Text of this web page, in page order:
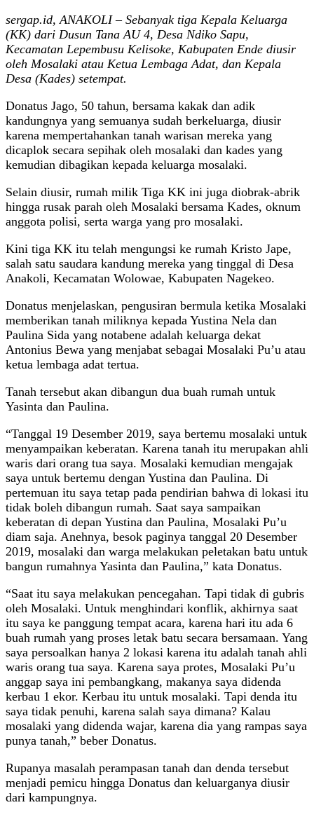
sergap.id, ANAKOLI – Sebanyak tiga Kepala Keluarga
(KK) dari Dusun Tana AU 4, Desa Ndiko Sapu,
Kecamatan Lepembusu Kelisoke, Kabupaten Ende diusir
oleh Mosalaki atau Ketua Lembaga Adat, dan Kepala
Desa (Kades) setempat.
Donatus Jago, 50 tahun, bersama kakak dan adik
kandungnya yang semuanya sudah berkeluarga, diusir
karena mempertahankan tanah warisan mereka yang
dicaplok secara sepihak oleh mosalaki dan kades yang
kemudian dibagikan kepada keluarga mosalaki.
Selain diusir, rumah milik Tiga KK ini juga diobrak-abrik
hingga rusak parah oleh Mosalaki bersama Kades, oknum
anggota polisi, serta warga yang pro mosalaki.
Kini tiga KK itu telah mengungsi ke rumah Kristo Jape,
salah satu saudara kandung mereka yang tinggal di Desa
Anakoli, Kecamatan Wolowae, Kabupaten Nagekeo.
Donatus menjelaskan, pengusiran bermula ketika Mosalaki
memberikan tanah miliknya kepada Yustina Nela dan
Paulina Sida yang notabene adalah keluarga dekat
Antonius Bewa yang menjabat sebagai Mosalaki Pu’u atau
ketua lembaga adat tertua.
Tanah tersebut akan dibangun dua buah rumah untuk
Yasinta dan Paulina.
“Tanggal 19 Desember 2019, saya bertemu mosalaki untuk
menyampaikan keberatan. Karena tanah itu merupakan ahli
waris dari orang tua saya. Mosalaki kemudian mengajak
saya untuk bertemu dengan Yustina dan Paulina. Di
pertemuan itu saya tetap pada pendirian bahwa di lokasi itu
tidak boleh dibangun rumah. Saat saya sampaikan
keberatan di depan Yustina dan Paulina, Mosalaki Pu’u
diam saja. Anehnya, besok paginya tanggal 20 Desember
2019, mosalaki dan warga melakukan peletakan batu untuk
bangun rumahnya Yasinta dan Paulina,” kata Donatus.
“Saat itu saya melakukan pencegahan. Tapi tidak di gubris
oleh Mosalaki. Untuk menghindari konflik, akhirnya saat
itu saya ke panggung tempat acara, karena hari itu ada 6
buah rumah yang proses letak batu secara bersamaan. Yang
saya persoalkan hanya 2 lokasi karena itu adalah tanah ahli
waris orang tua saya. Karena saya protes, Mosalaki Pu’u
anggap saya ini pembangkang, makanya saya didenda
kerbau 1 ekor. Kerbau itu untuk mosalaki. Tapi denda itu
saya tidak penuhi, karena salah saya dimana? Kalau
mosalaki yang didenda wajar, karena dia yang rampas saya
punya tanah,” beber Donatus.
Rupanya masalah perampasan tanah dan denda tersebut
menjadi pemicu hingga Donatus dan keluarganya diusir
dari kampungnya.